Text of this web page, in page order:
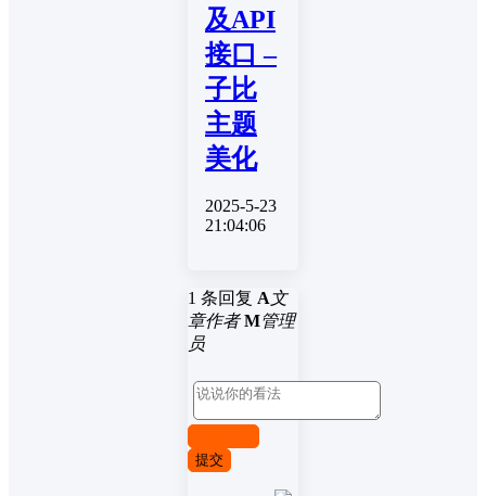
及API
接口 –
子比
主题
美化
2025-5-23
21:04:06
1 条回复 A文
章作者 M管理
员
提交